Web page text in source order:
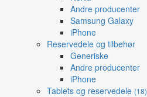
Andre producenter
Samsung Galaxy
iPhone
Reservedele og tilbehør
Generiske
Andre producenter
iPhone
Tablets og reservedele (18)